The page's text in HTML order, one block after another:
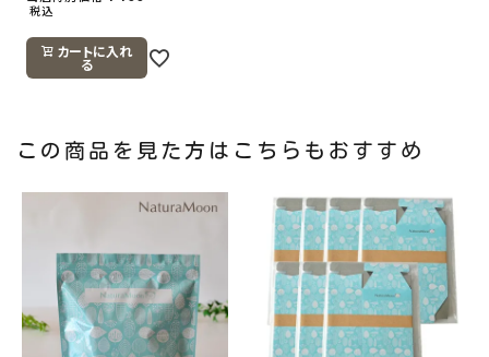
税込
カートに入れ
る
この商品を見た方はこちらもおすすめ